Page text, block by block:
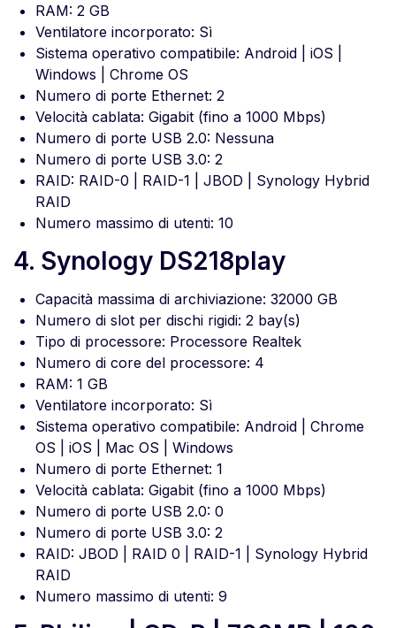
RAM: 2 GB
Ventilatore incorporato: Sì
Sistema operativo compatibile: Android | iOS |
Windows | Chrome OS
Numero di porte Ethernet: 2
Velocità cablata: Gigabit (fino a 1000 Mbps)
Numero di porte USB 2.0: Nessuna
Numero di porte USB 3.0: 2
RAID: RAID-0 | RAID-1 | JBOD | Synology Hybrid
RAID
Numero massimo di utenti: 10
4. Synology DS218play
Capacità massima di archiviazione: 32000 GB
Numero di slot per dischi rigidi: 2 bay(s)
Tipo di processore: Processore Realtek
Numero di core del processore: 4
RAM: 1 GB
Ventilatore incorporato: Sì
Sistema operativo compatibile: Android | Chrome
OS | iOS | Mac OS | Windows
Numero di porte Ethernet: 1
Velocità cablata: Gigabit (fino a 1000 Mbps)
Numero di porte USB 2.0: 0
Numero di porte USB 3.0: 2
RAID: JBOD | RAID 0 | RAID-1 | Synology Hybrid
RAID
Numero massimo di utenti: 9